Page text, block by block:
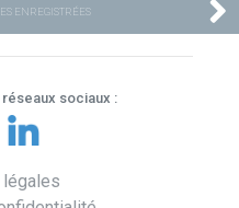
ENREGISTRÉES
sociaux :